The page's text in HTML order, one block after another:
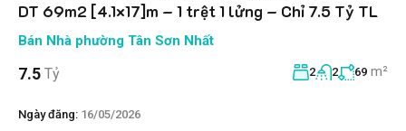
DT 69m2 [4.1×17]m – 1 trệt 1 lửng – Chỉ 7.5 Tỷ TL
Bán Nhà phường Tân Sơn Nhất
7.5 Tỷ 2 2 69 m²
Ngày đăng: 16/05/2026